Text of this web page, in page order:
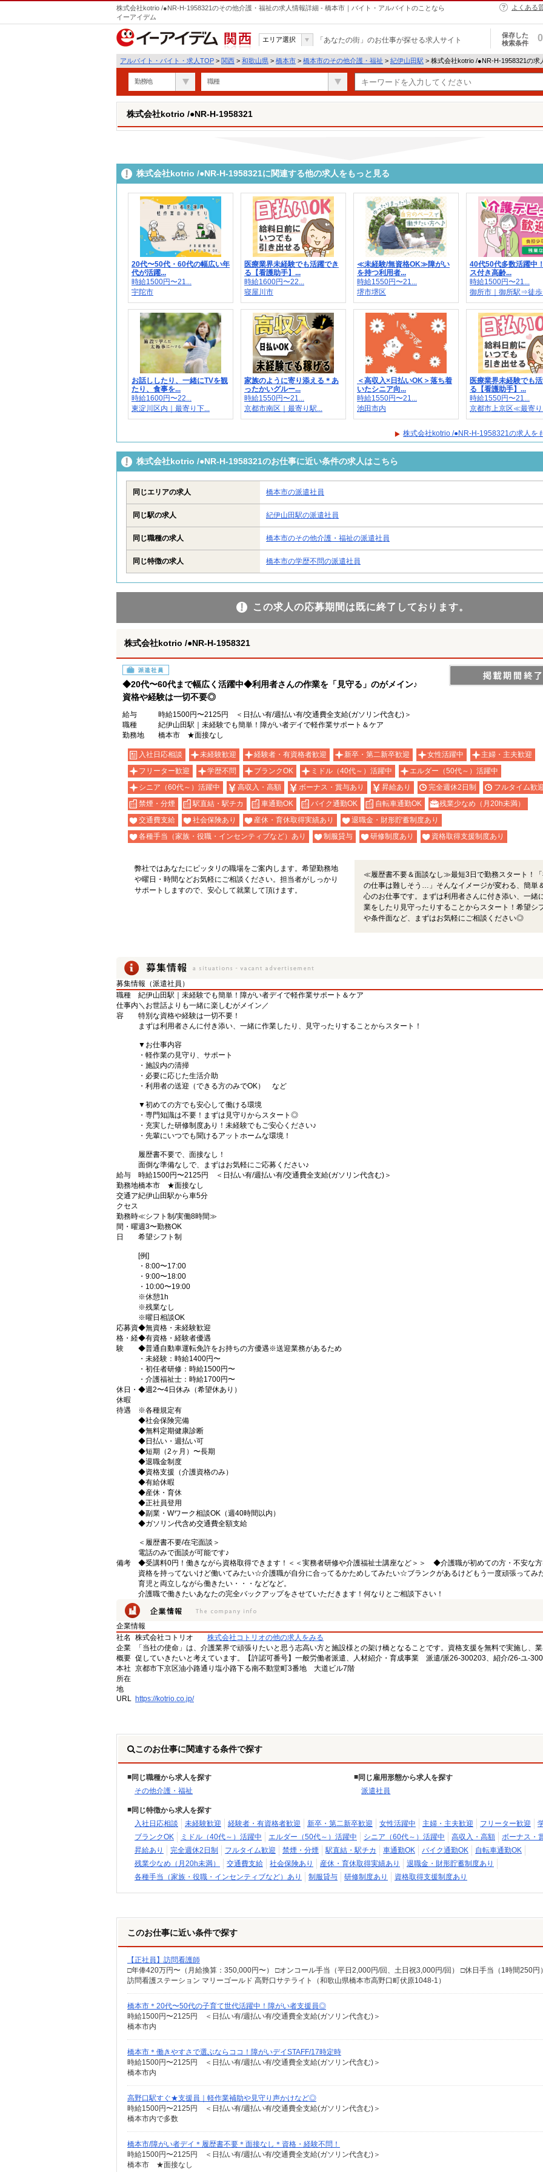
株式会社kotrio /●NR-H-1958321のその他介護・福祉の求人情報詳細 - 橋本市｜バイト・アルバイトのことなら
イーアイデム
よくある
関西
エリア選択 「あなたの街」のお仕事が探せる求人サイト
保存した
検索条件
0
アルバイト・バイト・求人TOP > 関西 > 和歌山県 > 橋本市 > 橋本市のその他介護・福祉 > 紀伊山田駅 > 株式会社kotrio /●NR-H-1958321の求
勤務地 職種
株式会社kotrio /●NR-H-1958321
株式会社kotrio /●NR-H-1958321に関連する他の求人をもっと見る
20代〜50代・60代の幅広い年
代が活躍...
時給1500円〜21...
宇陀市
医療業界未経験でも活躍でき
る【看護助手】...
時給1600円〜22...
寝屋川市
≪未経験/無資格OK≫障がい
を持つ利用者...
時給1550円〜21...
堺市堺区
40代50代多数活躍中
ス付き高齢...
時給1500円〜21...
御所市｜御所駅⇒徒歩
お話ししたり、一緒にTVを観
たり、食事を...
時給1600円〜22...
東淀川区内｜最寄り下...
家族のように寄り添える＊あ
ったかいグルー...
時給1550円〜21...
京都市南区｜最寄り駅...
＜高収入×日払いOK＞落ち着
いたシニア向...
時給1550円〜21...
池田市内
医療業界未経験でも
る【看護助手】...
時給1550円〜21...
京都市上京区≪最寄り
株式会社kotrio /●NR-H-1958321の求人を
株式会社kotrio /●NR-H-1958321のお仕事に近い条件の求人はこちら
同じエリアの求人 橋本市の派遣社員
同じ駅の求人 紀伊山田駅の派遣社員
同じ職種の求人 橋本市のその他介護・福祉の派遣社員
同じ特徴の求人 橋本市の学歴不問の派遣社員
この求人の応募期間は既に終了しております。
株式会社kotrio /●NR-H-1958321
派遣社員
◆20代〜60代まで幅広く活躍中◆利用者さんの作業を「見守る」のがメイン♪
資格や経験は一切不要◎
給与
時給1500円〜2125円 ＜日払い有/週払い有/交通費全支給(ガソリン代含む)＞
職種
紀伊山田駅｜未経験でも簡単！障がい者デイで軽作業サポート＆ケア
勤務地
橋本市 ★面接なし
入社日応相談 未経験歓迎 経験者・有資格者歓迎 新卒・第二新卒歓迎 女性活躍中
主婦・主夫歓迎
フリーター歓迎
学歴不問 ブランクOK ミドル（40代～）活躍中
エルダー（50代～）活躍中
シニア（60代～）活躍中
高収入・高額 ボーナス・賞与あり 昇給あり 完全週休2日制
フルタイム歓
禁煙・分煙
駅直結・駅チカ 車通勤OK バイク通勤OK 自転車通勤OK
残業少なめ（月20h未満）
交通費支給
社会保険あり 産休・育休取得実績あり
退職金・財形貯蓄制度あり
各種手当（家族・役職・インセンティブなど）あり
制服貸与 研修制度あり 資格取得支援制度あり
弊社ではあなたにピッタリの職場をご案内します。希望勤務地
や曜日・時間などお気軽にご相談ください。担当者がしっかり
サポートしますので、安心して就業して頂けます。
≪履歴書不要＆面談なし≫最短3日で勤務スタート！
の仕事は難しそう…」そんなイメージが変わる、簡単
心のお仕事です。まずは利用者さんに付き添い、一緒
業をしたり見守ったりすることからスタート！希望シ
や条件面など、まずはお気軽にご相談ください◎
募集情報（派遣社員）
職種
紀伊山田駅｜未経験でも簡単！障がい者デイで軽作業サポート＆ケア
仕事内
容
＼お世話よりも一緒に楽しむがメイン／
特別な資格や経験は一切不要！
まずは利用者さんに付き添い、一緒に作業したり、見守ったりすることからスタート！
▼お仕事内容
・軽作業の見守り、サポート
・施設内の清掃
・必要に応じた生活介助
・利用者の送迎（できる方のみでOK） など
▼初めての方でも安心して働ける環境
・専門知識は不要！まずは見守りからスタート◎
・充実した研修制度あり！未経験でもご安心ください♪
・先輩にいつでも聞けるアットホームな環境！
履歴書不要で、面接なし！
面倒な準備なしで、まずはお気軽にご応募ください♪
給与
時給1500円〜2125円 ＜日払い有/週払い有/交通費全支給(ガソリン代含む)＞
勤務地橋本市 ★面接なし
交通ア
クセス
紀伊山田駅から車5分
勤務時
間・曜
日
≪シフト制/実働8時間≫
週3〜勤務OK
希望シフト制
[例]
・8:00〜17:00
・9:00〜18:00
・10:00〜19:00
※休憩1h
※残業なし
※曜日相談OK
応募資
格・経
験
◆無資格・未経験歓迎
◆有資格・経験者優遇
◆普通自動車運転免許をお持ちの方優遇※送迎業務があるため
・未経験：時給1400円〜
・初任者研修：時給1500円〜
・介護福祉士：時給1700円〜
休日・
休暇
◆週2〜4日休み（希望休あり）
待遇
※各種規定有
◆社会保険完備
◆無料定期健康診断
◆日払い・週払い可
◆短期（2ヶ月）〜長期
◆退職金制度
◆資格支援（介護資格のみ）
◆有給休暇
◆産休・育休
◆正社員登用
◆副業・Wワーク相談OK（週40時間以内）
◆ガソリン代含め交通費全額支給
＜履歴書不要/在宅面談＞
電話のみで面談が可能です♪
備考
◆受講料0円！働きながら資格取得できます！＜＜実務者研修や介護福祉士講座など＞＞ ◆介護職が初めての方・不安な
資格を持ってないけど働いてみたい☆介護職が自分に合ってるかためしてみたい☆ブランクがあるけどもう一度頑張ってみ
育児と両立しながら働きたい・・・などなど。
介護職で働きたいあなたの完全バックアップをさせていただきます！何なりとご相談下さい！
企業情報
社名
株式会社コトリオ
株式会社コトリオの他の求人をみる
企業
概要
「当社の使命」は、介護業界で頑張りたいと思う志高い方と施設様との架け橋となることです。資格支援を無料で実施し、
促していきたいと考えています。【許認可番号】一般労働者派遣、人材紹介・育成事業 派遣/派26-300203、紹介/26-ユ-
本社
所在
地
京都市下京区油小路通り塩小路下る南不動堂町3番地 大道ビル7階
URL https://kotrio.co.jp/
このお仕事に関連する条件で探す
同じ職種から求人を探す
その他介護・福祉
同じ雇用形態から求人を探す
派遣社員
同じ特徴から求人を探す
入社日応相談
未経験歓迎 経験者・有資格者歓迎 新卒・第二新卒歓迎 女性活躍中 主婦・主夫歓迎 フリーター歓迎
ブランクOK
ミドル（40代～）活躍中 エルダー（50代～）活躍中 シニア（60代～）活躍中 高収入・高額
ボーナス・
昇給あり
完全週休2日制 フルタイム歓迎 禁煙・分煙 駅直結・駅チカ 車通勤OK バイク通勤OK
自転車通勤OK
残業少なめ（月20h未満）
交通費支給 社会保険あり 産休・育休取得実績あり
退職金・財形貯蓄制度あり
各種手当（家族・役職・インセンティブなど）あり
制服貸与 研修制度あり 資格取得支援制度あり
このお仕事に近い条件で探す
【正社員】訪問看護師
□年俸420万円〜（月給換算：350,000円〜） □オンコール手当（平日2,000円/回、土日祝3,000円/回） □休日手当（1時間250円
訪問看護ステーション マリーゴールド 高野口サテライト（和歌山県橋本市高野口町伏原1048-1）
橋本市＊20代〜50代の子育て世代活躍中！障がい者支援員◎
時給1500円〜2125円 ＜日払い有/週払い有/交通費全支給(ガソリン代含む)＞
橋本市内
橋本市＊働きやすさで選ぶならココ！障がいデイSTAFF/17時定時
時給1500円〜2125円 ＜日払い有/週払い有/交通費全支給(ガソリン代含む)＞
橋本市内
高野口駅すぐ★支援員｜軽作業補助や見守り声かけなど◎
時給1500円〜2125円 ＜日払い有/週払い有/交通費全支給(ガソリン代含む)＞
橋本市内で多数
橋本市/障がい者デイ＊履歴書不要＊面接なし＊資格・経験不問！
時給1500円〜2125円 ＜日払い有/週払い有/交通費全支給(ガソリン代含む)＞
橋本市 ★面接なし